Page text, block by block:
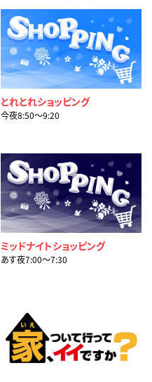
とれとれショッピング
今夜8:50〜9:20
ミッドナイトショッピング
あす夜7:00〜7:30